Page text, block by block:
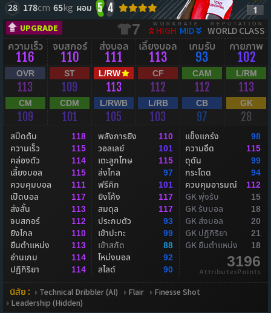
28 178cm 65kg ผอม 5 4
UPGRADE 7 WORKRATE
HIGH MID
REPUTATION
WORLD CLASS
ความเร็ว
116
จบสกอร์
110
ส่งบอล
111
เลี้ยงบอล
113
เกมรับ
93
กายภาพ
102
OVR
113
ST
109
L/RW
113
CF
112
CAM
112
L/RM
113
CM
109
CDM
101
L/RWB
105
L/RB
103
CB
97
GK
28
สปีดต้น 118
ความเร็ว 115
คล่องตัว 114
เลี้ยงบอล 115
ควบคุมบอล 111
เปิดบอล 117
ส่งสั้น 113
จบสกอร์ 112
ยิงไกล 110
ยืนตำแหน่ง 113
อ่านเกม 114
ปฏิกิริยา 114
พลังการยิง 110
วอลเลย์ 101
เตะลูกโทษ 115
ส่งไกล 97
ฟรีคิก 101
ยิงโค้ง 117
สมดุล 117
ประกบตัว 93
เข้าปะทะ 99
เข้าสกัด 88
โหม่งบอล 92
สไลด์ 90
แข็งแกร่ง 98
ความอึด 115
ดุดัน 99
กระโดด 94
ควบคุมอารมณ์ 112
GK พุ่งรับ 15
GK รับบอล 18
GK ส่งบอล 20
GK ปฏิกิริยา 21
GK ยืนตำแหน่ง 18
3196
AttributesPoints
นิสัย : Technical Dribbler (AI) Flair
Finesse Shot
Leadership (Hidden)